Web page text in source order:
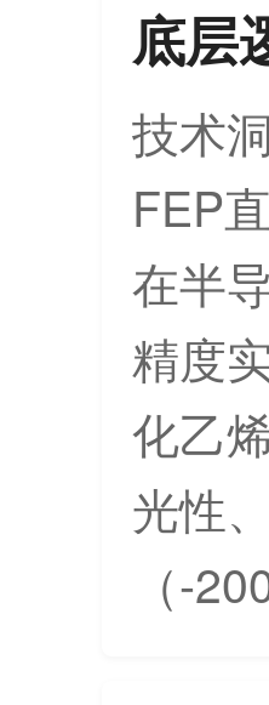
底层
技术
FEP
在半
精度
化乙
光性
（-